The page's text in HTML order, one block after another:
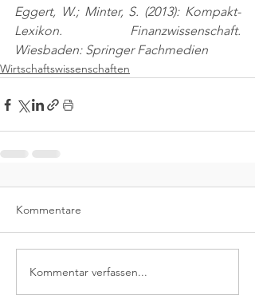
Eggert, W.; Minter, S. (2013): Kompakt-
Lexikon. Finanzwissenschaft.
Wiesbaden: Springer Fachmedien
Wirtschaftswissenschaften
Kommentare
Kommentar verfassen...